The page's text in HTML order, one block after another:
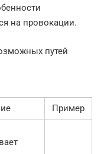
на провокации.
путей
Пример